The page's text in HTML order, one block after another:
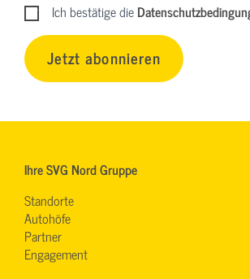
Ich bestätige die
Jetzt abonnieren
Ihre SVG Nord Gruppe
Standorte
Autohöfe
Partner
Engagement